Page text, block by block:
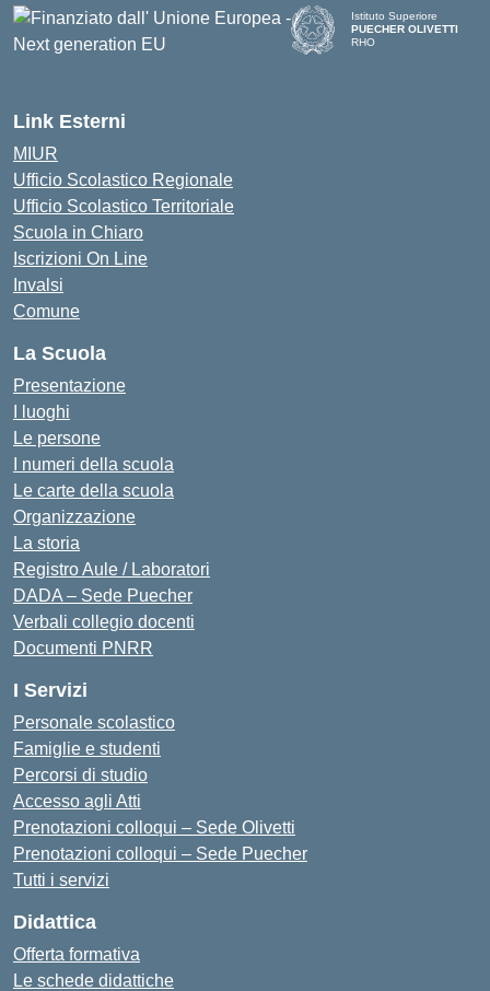
Istituto Superiore
PUECHER OLIVETTI
RHO
Link Esterni
MIUR
Ufficio Scolastico Regionale
Ufficio Scolastico Territoriale
Scuola in Chiaro
Iscrizioni On Line
Invalsi
Comune
La Scuola
Presentazione
I luoghi
Le persone
I numeri della scuola
Le carte della scuola
Organizzazione
La storia
Registro Aule / Laboratori
DADA – Sede Puecher
Verbali collegio docenti
Documenti PNRR
I Servizi
Personale scolastico
Famiglie e studenti
Percorsi di studio
Accesso agli Atti
Prenotazioni colloqui – Sede Olivetti
Prenotazioni colloqui – Sede Puecher
Tutti i servizi
Didattica
Offerta formativa
Le schede didattiche